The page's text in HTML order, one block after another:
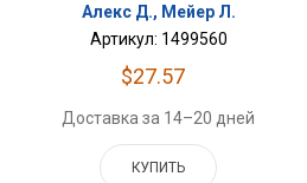
Алекс Д., Мейер Л.
Артикул: 1499560
$27.57
Доставка за 14–20 дней
КУПИТЬ